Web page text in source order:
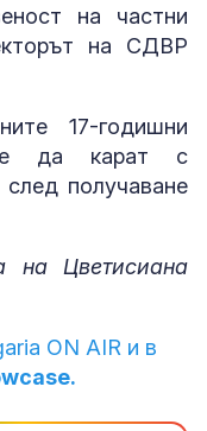
на частни
на СДВР
17-годишни
да карат с
получаване
на Цветисиана
ON AIR и в